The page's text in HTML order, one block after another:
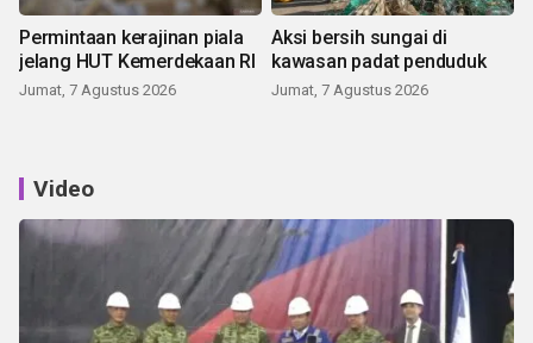
Permintaan kerajinan piala
jelang HUT Kemerdekaan RI
Jumat, 7 Agustus 2026
Aksi bersih sungai di
kawasan padat penduduk
Jumat, 7 Agustus 2026
Video